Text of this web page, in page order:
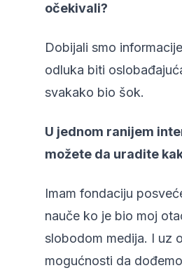
očekivali?
Dobijali smo
odluka biti
svakako bio šok.
U jednom ranijem
možete da uradite
Imam fondaciju
nauče ko je bio moj
slobodom medija. I uz
mogućnosti da